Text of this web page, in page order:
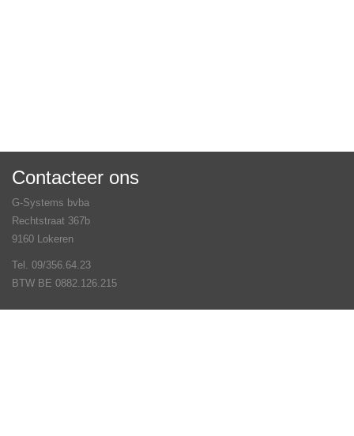
Contacteer ons
G-Systems bvba
Rechtstraat 367b
9160 Lokeren
Tel. 09/356.64.23
BTW BE 0882.126.215